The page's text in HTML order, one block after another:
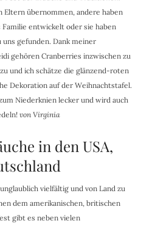
Eltern übernommen, andere haben
entwickelt oder sie haben
gefunden. Dank meiner
gehören Cranberries inzwischen zu
und ich schätze die glänzend-roten
Dekoration auf der Weihnachtstafel.
Niederknien lecker und wird auch
von Virginia
in den USA,
vielfältig und von Land zu
dem amerikanischen, britischen
gibt es neben vielen